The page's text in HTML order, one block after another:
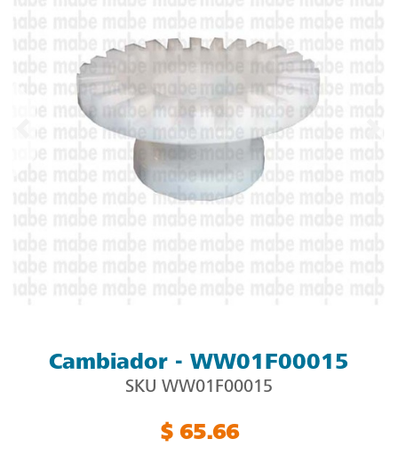
Cambiador - WW01F00015
SKU WW01F00015
$ 65.66